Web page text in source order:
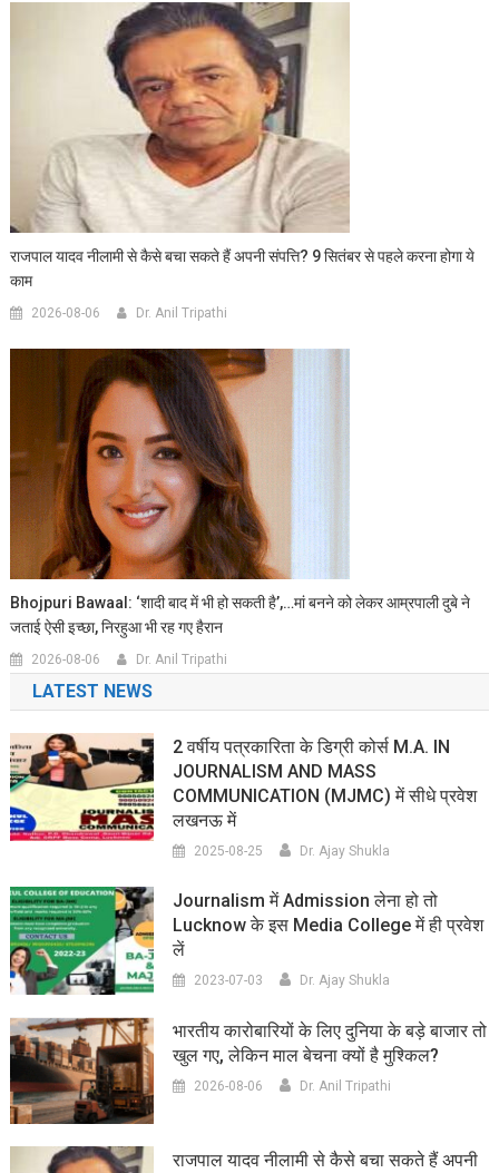
राजपाल यादव नीलामी से कैसे बचा सकते हैं अपनी संपत्ति? 9 सितंबर से पहले करना होगा ये
काम
2026-08-06 Dr. Anil Tripathi
Bhojpuri Bawaal: ‘शादी बाद में भी हो सकती है’,…मां बनने को लेकर आम्रपाली दुबे ने
जताई ऐसी इच्छा, निरहुआ भी रह गए हैरान
2026-08-06 Dr. Anil Tripathi
LATEST NEWS
2 वर्षीय पत्रकारिता के डिग्री कोर्स M.A. IN
JOURNALISM AND MASS
COMMUNICATION (MJMC) में सीधे प्रवेश
लखनऊ में
2025-08-25 Dr. Ajay Shukla
Journalism में Admission लेना हो तो
Lucknow के इस Media College में ही प्रवेश
लें
2023-07-03 Dr. Ajay Shukla
भारतीय कारोबारियों के लिए दुनिया के बड़े बाजार तो
खुल गए, लेकिन माल बेचना क्यों है मुश्किल?
2026-08-06 Dr. Anil Tripathi
राजपाल यादव नीलामी से कैसे बचा सकते हैं अपनी